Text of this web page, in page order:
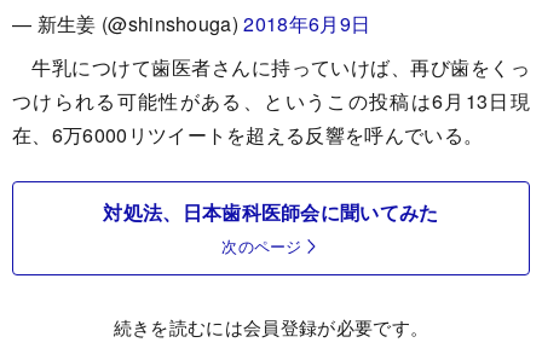
— 新生姜 (@shinshouga)2018年6月9日
牛乳につけて歯医者さんに持っていけば、再び歯をくっ
つけられる可能性がある、というこの投稿は6月13日現
在、6万6000リツイートを超える反響を呼んでいる。
対処法、日本歯科医師会に聞いてみた
次のページ
続きを読むには会員登録が必要です。